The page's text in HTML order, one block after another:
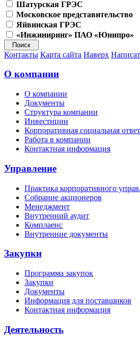
Шатурская ГРЭС
Московское представительство
Яйвинская ГРЭС
«Инжиниринг» ПАО «Юнипро»
Контакты Карта сайта Наверх
О компании
О компании
Документы
Структура компании
Инвестиции
Корпоративная социальная
Работа в компании
Контактная информация
Управление
Практика корпоративного
Собрание акционеров
Менеджмент
Внутренний аудит
Комплаенс
Внутренние документы
Закупки
Программа закупок
Закупки
Документы
Информация для поставщиков
Контактная информация
Деятельность